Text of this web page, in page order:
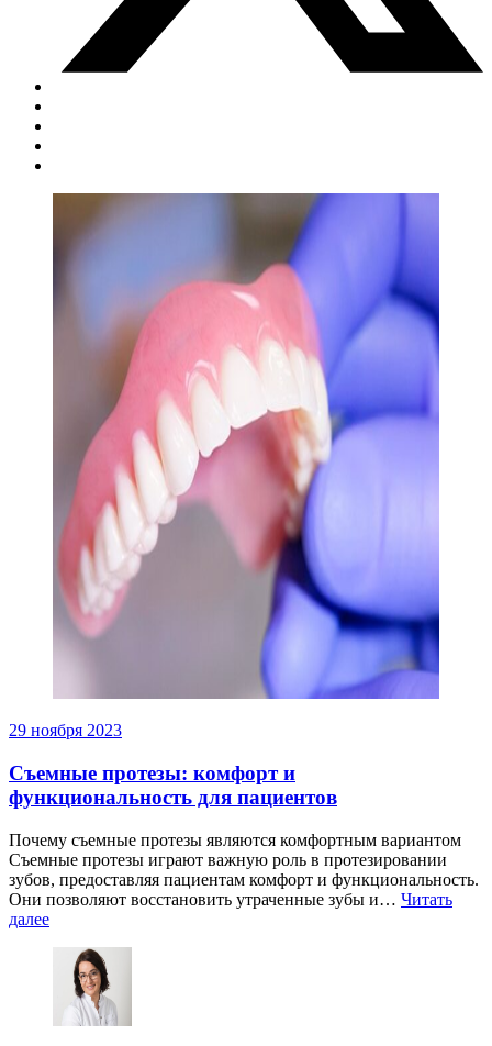
29 ноября 2023
Съемные протезы: комфорт и
функциональность для пациентов
Почему съемные протезы являются комфортным вариантом
Съемные протезы играют важную роль в протезировании
зубов, предоставляя пациентам комфорт и функциональность.
Они позволяют восстановить утраченные зубы и… Читать
далее